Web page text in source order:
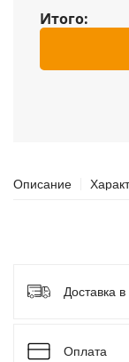
Итого:
Описание
Доставка
Оплата